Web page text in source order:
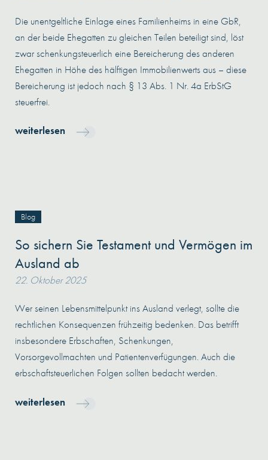
Die unentgeltliche Einlage eines Familienheims in eine GbR,
an der beide Ehegatten zu gleichen Teilen beteiligt sind, löst
zwar schenkungsteuerlich eine Bereicherung des anderen
Ehegatten in Höhe des hälftigen Immobilienwerts aus – diese
Bereicherung ist jedoch nach § 13 Abs. 1 Nr. 4a ErbStG
steuerfrei.
weiterlesen
Blog
So sichern Sie Testament und Vermögen im
Ausland ab
22. Oktober 2025
Wer seinen Lebensmittelpunkt ins Ausland verlegt, sollte die
rechtlichen Konsequenzen frühzeitig bedenken. Das betrifft
insbesondere Erbschaften, Schenkungen,
Vorsorgevollmachten und Patientenverfügungen. Auch die
erbschaftsteuerlichen Folgen sollten bedacht werden.
weiterlesen